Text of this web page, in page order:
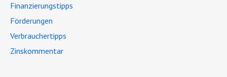
Finanzierungstipps
Förderungen
Verbrauchertipps
Zinskommentar